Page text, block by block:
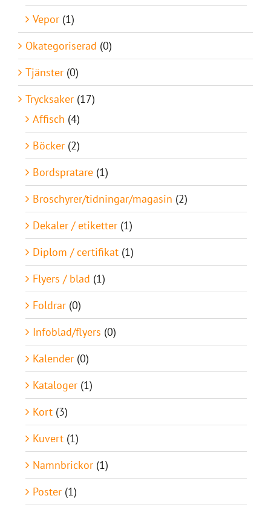
Vepor (1)
Okategoriserad (0)
Tjänster (0)
Trycksaker (17)
Affisch (4)
Böcker (2)
Bordspratare (1)
Broschyrer/tidningar/magasin (2)
Dekaler / etiketter (1)
Diplom / certifikat (1)
Flyers / blad (1)
Foldrar (0)
Infoblad/flyers (0)
Kalender (0)
Kataloger (1)
Kort (3)
Kuvert (1)
Namnbrickor (1)
Poster (1)